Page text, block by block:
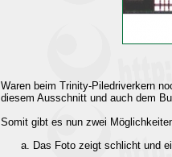
Waren beim Trinity-Piledriverkern
diesem Ausschnitt und auch dem
Somit gibt es nun zwei
Das Foto zeigt schlicht und